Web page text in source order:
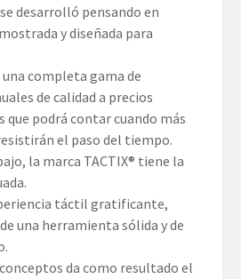
desarrolló pensando en
y diseñada para
una completa gama de
de calidad a precios
que podrá contar cuando más
el paso del tiempo.
la marca TACTIX® tiene la
táctil gratificante,
una herramienta sólida y de
da como resultado el